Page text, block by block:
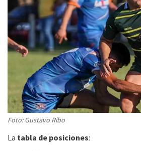
Foto: Gustavo Ribo
La tabla de posiciones: